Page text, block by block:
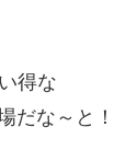
得な
だな～と！